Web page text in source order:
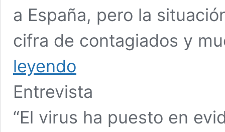
a España, pero la
cifra de contagiados y
leyendo
Entrevista
“El virus ha puesto en